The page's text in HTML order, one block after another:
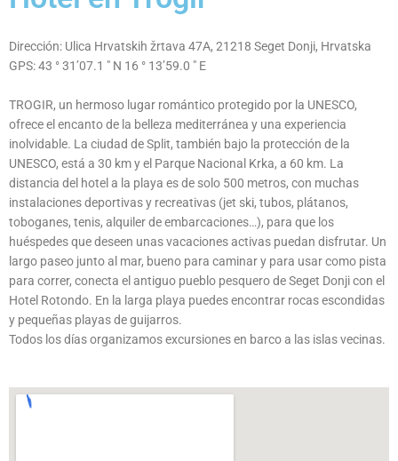
TRO
GIR
Dirección: Ulica Hrvatskih žrtava 47A, 21218 Seget Donji, Hrvatska
GPS: 43 ° 31’07.1 ″ N 16 ° 13’59.0 ″ E
TROGIR, un hermoso lugar romántico protegido por la UNESCO,
ofrece el encanto de la belleza mediterránea y una experiencia
inolvidable. La ciudad de Split, también bajo la protección de la
UNESCO, está a 30 km y el Parque Nacional Krka, a 60 km. La
distancia del hotel a la playa es de solo 500 metros, con muchas
instalaciones deportivas y recreativas (jet ski, tubos, plátanos,
toboganes, tenis, alquiler de embarcaciones…), para que los
huéspedes que deseen unas vacaciones activas puedan disfrutar. Un
largo paseo junto al mar, bueno para caminar y para usar como pista
para correr, conecta el antiguo pueblo pesquero de Seget Donji con el
Hotel Rotondo. En la larga playa puedes encontrar rocas escondidas
y pequeñas playas de guijarros.
Todos los días organizamos excursiones en barco a las islas vecinas.